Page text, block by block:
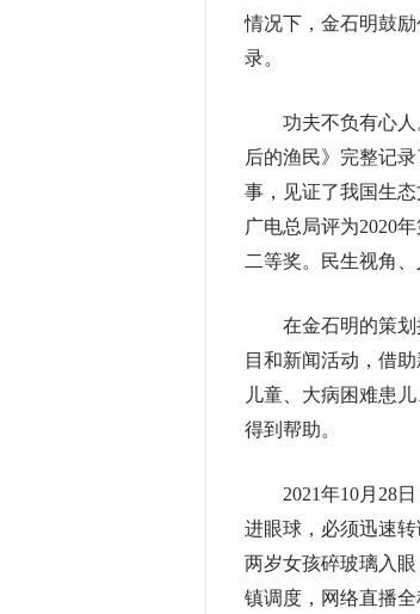
情况下，金石明鼓
录。
功夫不负有心人。
后的渔民》完整记
事，见证了我国生
广电总局评为2020
二等奖。民生视角
在金石明的策划推
目和新闻活动，借
儿童、大病困难患
得到帮助。
2021年10月28日
进眼球，必须迅速
两岁女孩碎玻璃入
镇调度，网络直播